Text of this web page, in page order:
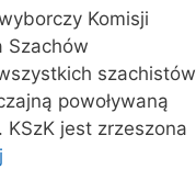
Komisji
Szachów
szachistów
powoływaną
jest zrzeszona